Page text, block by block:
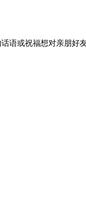
语或祝福想对亲朋